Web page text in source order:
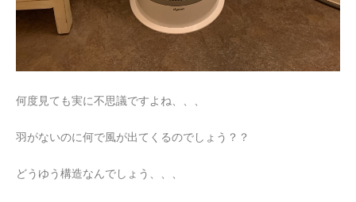
何度見ても実に不思議ですよね、、、
羽がないのに何で風が出てくるのでしょう？？
どうゆう構造なんでしょう、、、